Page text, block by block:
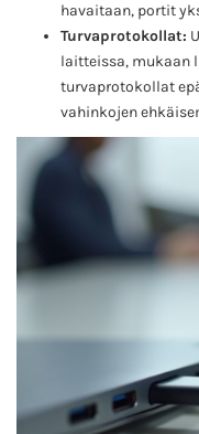
havaitaan, portit
Turvaprotokollat:
laitteissa, mukaan
turvaprotokollat
vahinkojen